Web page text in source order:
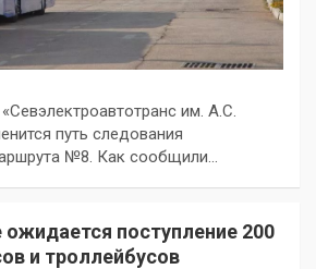
им. А.С.
путь следования
№8. Как сообщили…
поступление 200
и троллейбусов